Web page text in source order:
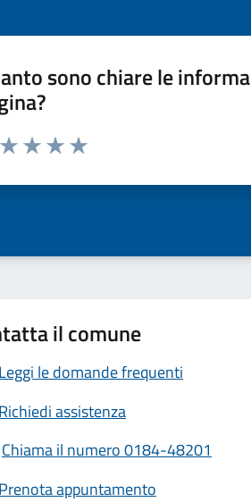
sono chiare le
da 1 a 5 stelle la pagina
il comune
le domande frequenti
assistenza
Chiama il numero 0184-48201
appuntamento